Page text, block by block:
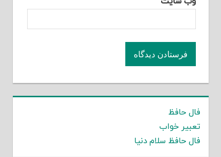
فال حافظ
تعبیر خواب
فال حافظ سلام دنیا